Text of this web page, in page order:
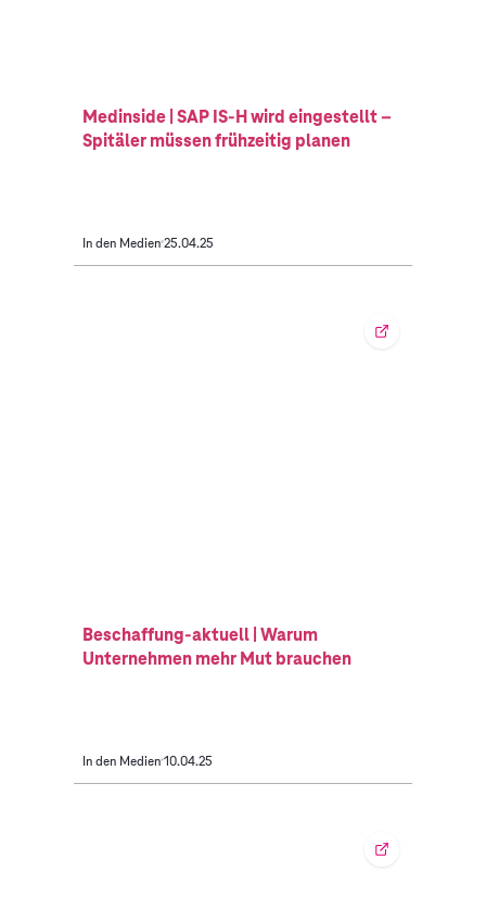
Medinside | SAP IS-H wird eingestellt –
Spitäler müssen frühzeitig planen
In den Medien 25.04.25
Beschaffung-aktuell | Warum
Unternehmen mehr Mut brauchen
In den Medien 10.04.25